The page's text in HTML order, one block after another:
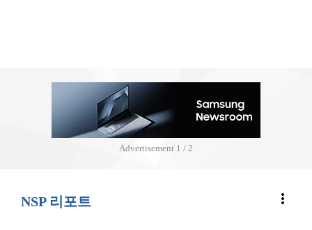
Advertisement 2 / 2
NSP 리포트 more_vert